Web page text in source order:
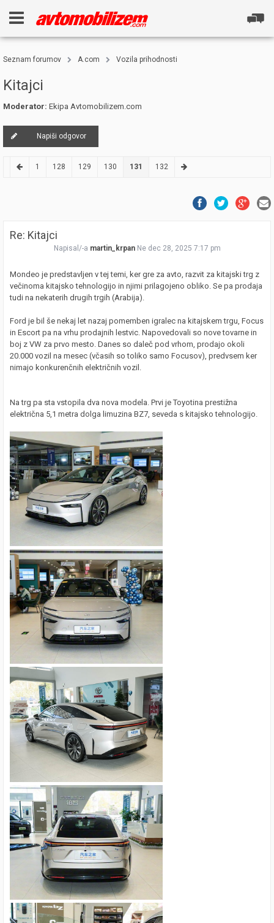
Seznam forumov A.com Vozila prihodnosti
Kitajci
Moderator: Ekipa Avtomobilizem.com
Napiši odgovor
1 128 129 130 131 132
Re: Kitajci
Napisal/-a martin_krpan Ne dec 28, 2025 7:17 pm
Mondeo je predstavljen v tej temi, ker gre za avto, razvit za kitajski trg z
večinoma kitajsko tehnologijo in njimi prilagojeno obliko. Se pa prodaja
tudi na nekaterih drugih trgih (Arabija).
Ford je bil še nekaj let nazaj pomemben igralec na kitajskem trgu, Focus
in Escort pa na vrhu prodajnih lestvic. Napovedovali so nove tovarne in
boj z VW za prvo mesto. Danes so daleč pod vrhom, prodajo okoli
20.000 vozil na mesec (včasih so toliko samo Focusov), predvsem ker
nimajo konkurenčnih električnih vozil.
Na trg pa sta vstopila dva nova modela. Prvi je Toyotina prestižna
električna 5,1 metra dolga limuzina BZ7, seveda s kitajsko tehnologijo.